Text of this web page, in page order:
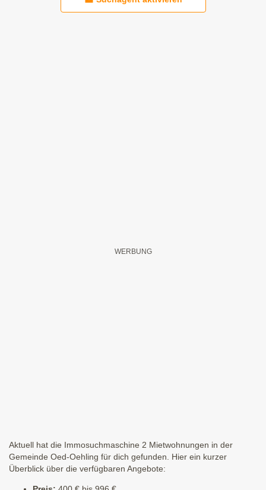
Aktuell hat die Immosuchmaschine 2 Mietwohnungen in der
Gemeinde Oed-Oehling für dich gefunden. Hier ein kurzer
Überblick über die verfügbaren Angebote: